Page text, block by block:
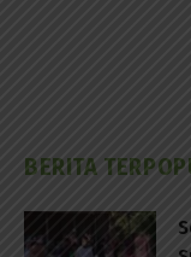
BERITA